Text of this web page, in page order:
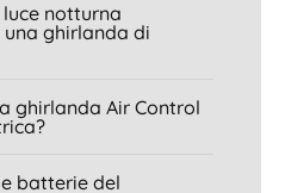
notturna
ghirlanda di
ghirlanda Air Control
batterie del